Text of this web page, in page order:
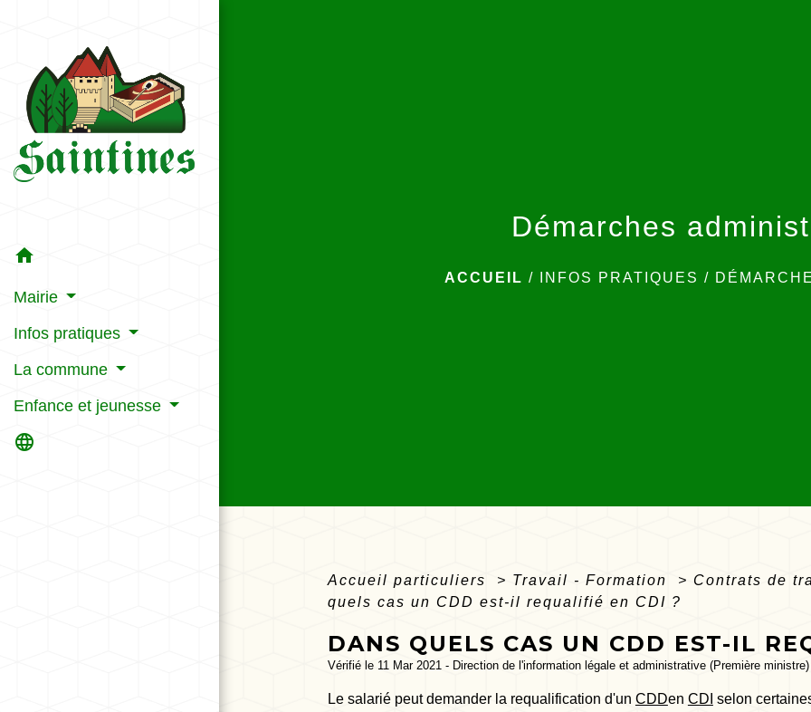
home
Mairie
Infos pratiques
La commune
Enfance et jeunesse
language
Démarches
ACCUEIL / INFOS PRATIQUES /
Accueil particuliers > Travail - Formation > Contrats de
quels cas un CDD est-il requalifié en CDI ?
DANS QUELS CAS UN CDD EST-IL
Vérifié le 11 Mar 2021 - Direction de l'information légale et administrative (Première ministre)
Le salarié peut demander la requalification d'un CDDen CDI selon